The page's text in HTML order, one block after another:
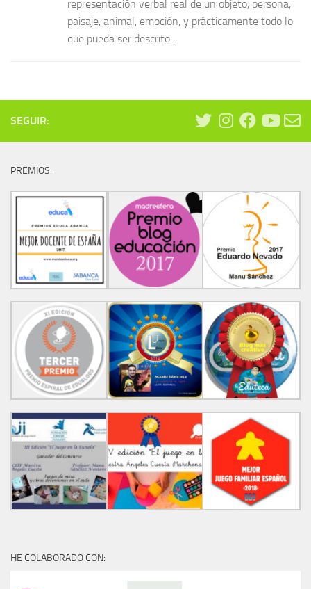
representación verbal real de un objeto, persona,
paisaje, animal, emoción, y prácticamente todo lo
que pueda ser descrito...
SEGUIR:
PREMIOS:
HE COLABORADO CON: